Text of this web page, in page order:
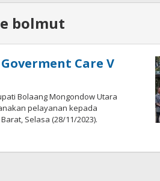
bolmut
Care V
Bolaang Mongondow Utara
pelayanan kepada
Selasa (28/11/2023).